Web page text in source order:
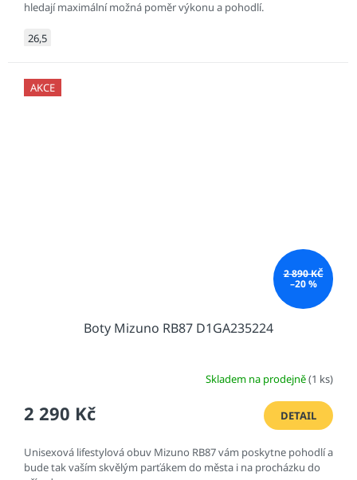
hledají maximální možná poměr výkonu a pohodlí.
26,5
AKCE
2 890 KČ
–20 %
Boty Mizuno RB87 D1GA235224
Skladem na prodejně(1 ks)
2 290 Kč DETAIL
Unisexová lifestylová obuv Mizuno RB87 vám poskytne pohodlí a
bude tak vaším skvělým parťákem do města i na procházku do